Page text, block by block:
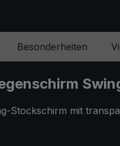
Besonderheiten
Stockschirm mit